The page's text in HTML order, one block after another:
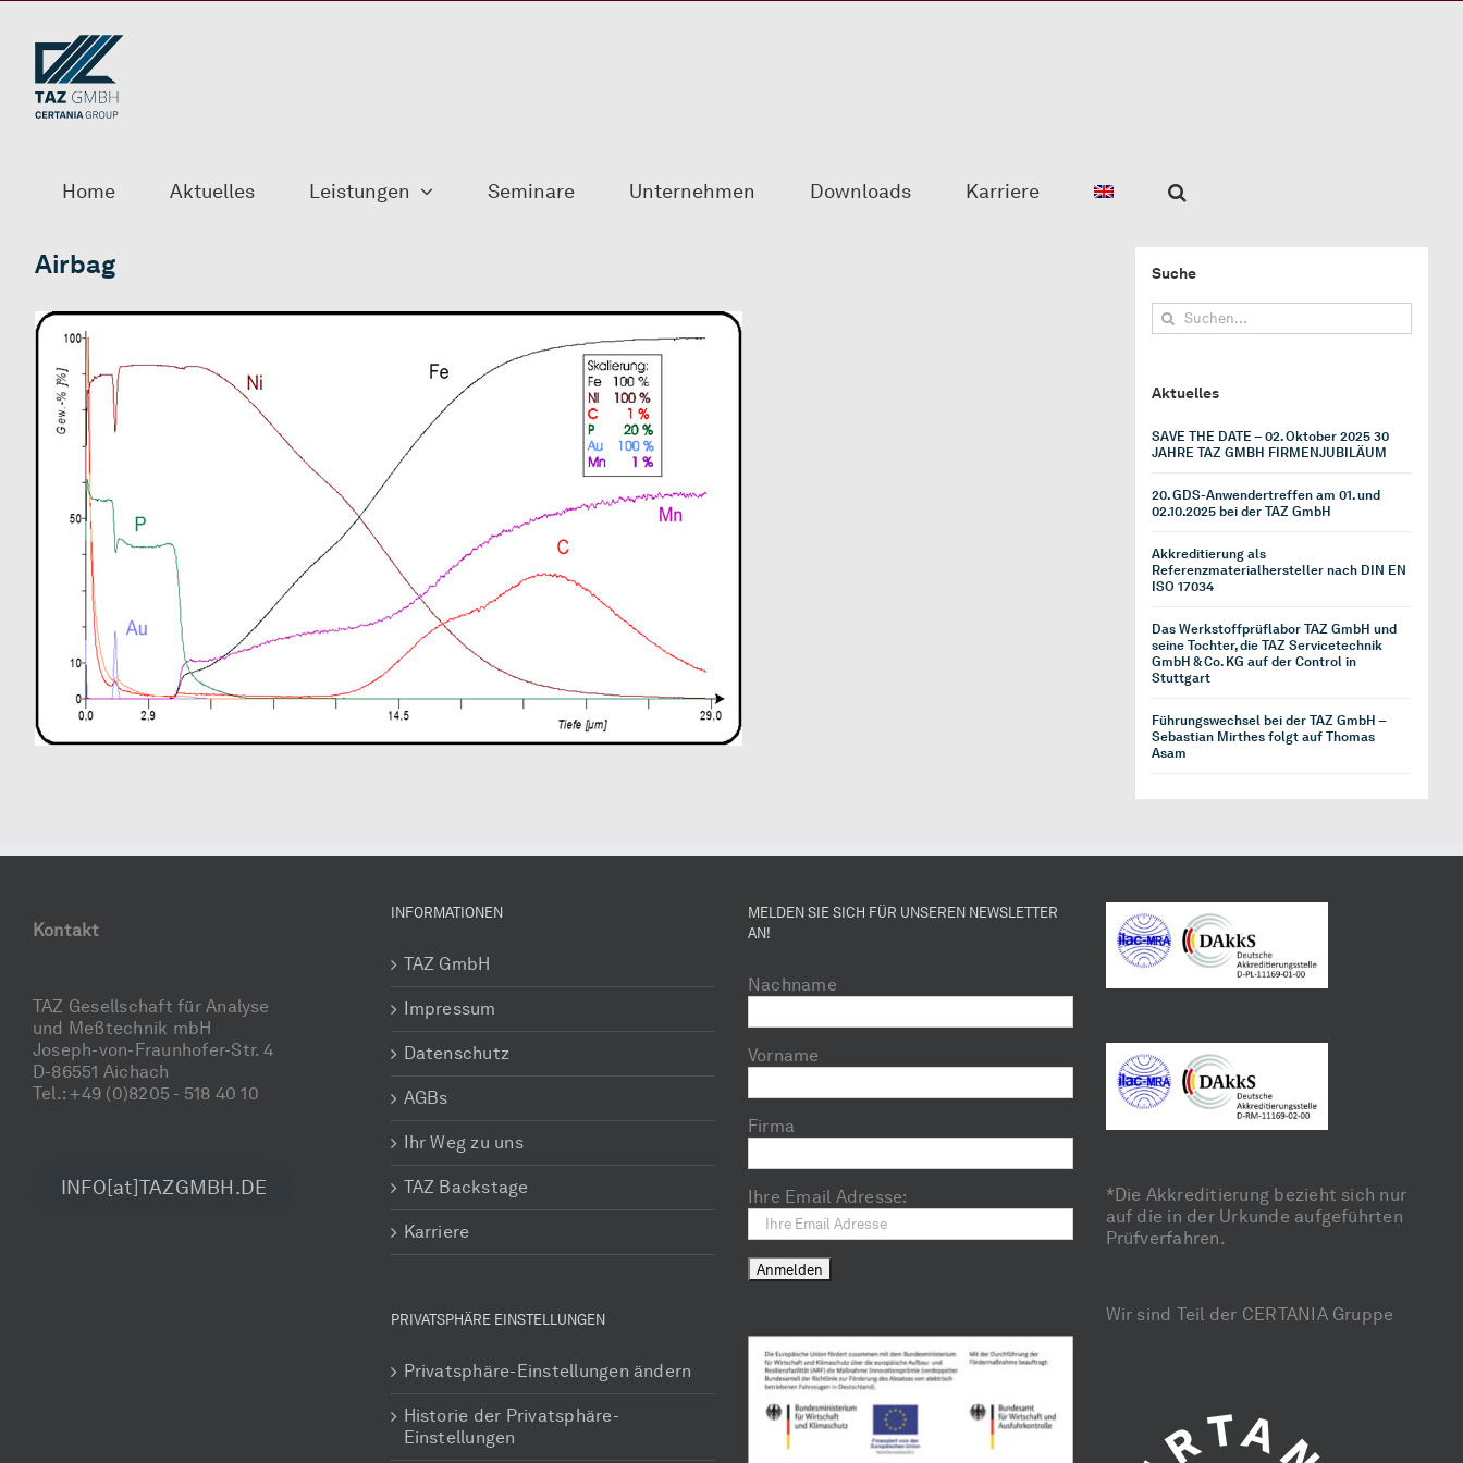
springen
Home Aktuelles Leistungen Seminare Unternehmen Downloads Karriere
Airbag Suche
Suche
nach:
Aktuelles
SAVE THE DATE – 02. Oktober 2025 30
JAHRE TAZ GMBH FIRMENJUBILÄUM
20. GDS-Anwendertreffen am 01. und
02.10.2025 bei der TAZ GmbH
Akkreditierung als
Referenzmaterialhersteller nach DIN EN
ISO 17034
Das Werkstoffprüflabor TAZ GmbH und
seine Tochter, die TAZ Servicetechnik
GmbH & Co. KG auf der Control in
Stuttgart
Führungswechsel bei der TAZ GmbH –
Sebastian Mirthes folgt auf Thomas
Asam
Kontakt
TAZ Gesellschaft für Analyse
und Meßtechnik mbH
Joseph-von-Fraunhofer-Str. 4
D-86551 Aichach
Tel.: +49 (0)8205 - 518 40 10
INFO[at]TAZGMBH.DE
INFORMATIONEN
TAZ GmbH
Impressum
Datenschutz
AGBs
Ihr Weg zu uns
TAZ Backstage
Karriere
PRIVATSPHÄRE EINSTELLUNGEN
Privatsphäre-Einstellungen ändern
Historie der Privatsphäre-
Einstellungen
MELDEN SIE SICH FÜR UNSEREN NEWSLETTER
AN!
Nachname
Vorname
Firma
Ihre Email Adresse:
*Die Akkreditierung bezieht sich nur
auf die in der Urkunde aufgeführten
Prüfverfahren.
Wir sind Teil der CERTANIA Gruppe